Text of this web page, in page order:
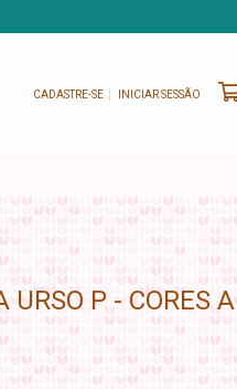
CADASTRE-SE INICIAR SESSÃO
URSO P - CORES A